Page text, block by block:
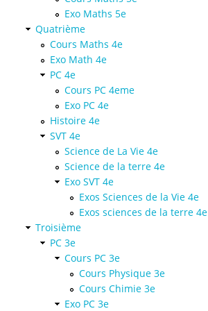
Exo Maths 5e
Quatrième
Cours Maths 4e
Exo Math 4e
PC 4e
Cours PC 4eme
Exo PC 4e
Histoire 4e
SVT 4e
Science de La Vie 4e
Science de la terre 4e
Exo SVT 4e
Exos Sciences de la Vie 4e
Exos sciences de la terre 4e
Troisième
PC 3e
Cours PC 3e
Cours Physique 3e
Cours Chimie 3e
Exo PC 3e